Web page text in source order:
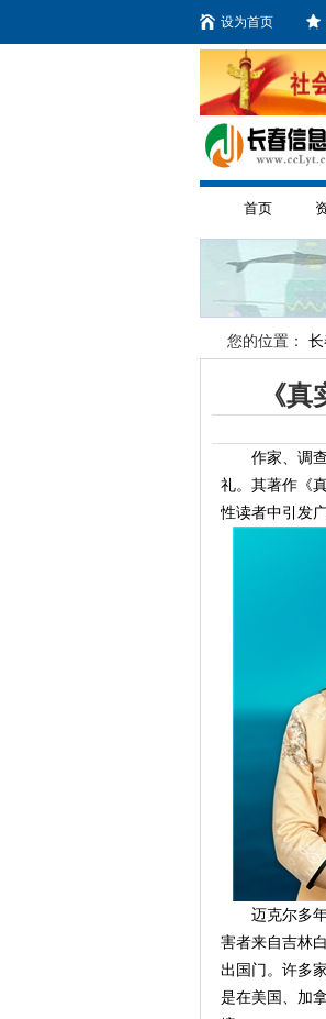
设为首页
首页
您的位置：
《
作家、调
礼。其著作《
性读者中引发
迈克尔多
害者来自吉林
出国门。许多
是在美国、加